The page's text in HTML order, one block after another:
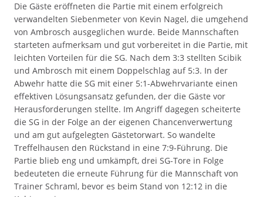
Die Gäste eröffneten die Partie mit einem erfolgreich
verwandelten Siebenmeter von Kevin Nagel, die umgehend
von Ambrosch ausgeglichen wurde. Beide Mannschaften
starteten aufmerksam und gut vorbereitet in die Partie, mit
leichten Vorteilen für die SG. Nach dem 3:3 stellten Scibik
und Ambrosch mit einem Doppelschlag auf 5:3. In der
Abwehr hatte die SG mit einer 5:1-Abwehrvariante einen
effektiven Lösungsansatz gefunden, der die Gäste vor
Herausforderungen stellte. Im Angriff dagegen scheiterte
die SG in der Folge an der eigenen Chancenverwertung
und am gut aufgelegten Gästetorwart. So wandelte
Treffelhausen den Rückstand in eine 7:9-Führung. Die
Partie blieb eng und umkämpft, drei SG-Tore in Folge
bedeuteten die erneute Führung für die Mannschaft von
Trainer Schraml, bevor es beim Stand von 12:12 in die